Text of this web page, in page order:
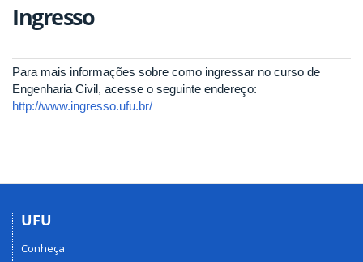
Ingresso
Para mais informações sobre como ingressar no curso de
Engenharia Civil, acesse o seguinte endereço:
http://www.ingresso.ufu.br/
UFU
Conheça